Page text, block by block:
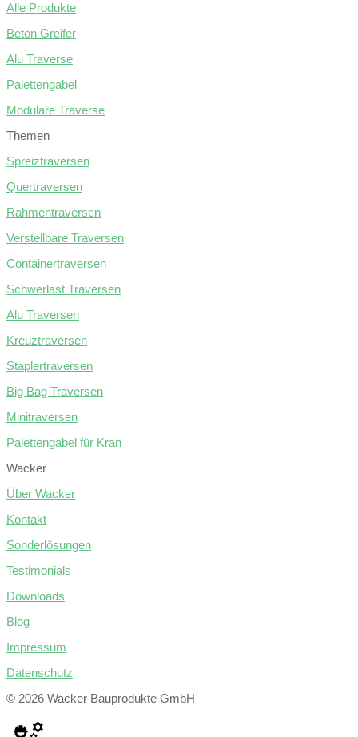
Alle Produkte
Beton Greifer
Alu Traverse
Palettengabel
Modulare Traverse
Themen
Spreiztraversen
Quertraversen
Rahmentraversen
Verstellbare Traversen
Containertraversen
Schwerlast Traversen
Alu Traversen
Kreuztraversen
Staplertraversen
Big Bag Traversen
Minitraversen
Palettengabel für Kran
Wacker
Über Wacker
Kontakt
Sonderlösungen
Testimonials
Downloads
Blog
Impressum
Datenschutz
© 2026 Wacker Bauprodukte GmbH